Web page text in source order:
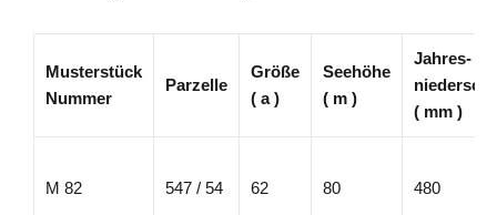
Musterstück
Nummer
Parzelle
Größe
( a )
Seehöhe
( m )
Jahres-
( mm )
M 82 547 / 54 62 80 480